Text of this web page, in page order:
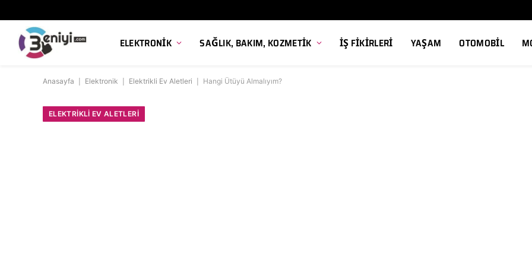
ELEKTRONIK SAĞLIK, BAKIM, KOZMETIK İŞ FIKIRLERI YAŞAM OTOMOBIL
Anasayfa Elektronik Elektrikli Ev Aletleri Hangi Ütüyü Almalıyım?
ELEKTRIKLI EV ALETLERI